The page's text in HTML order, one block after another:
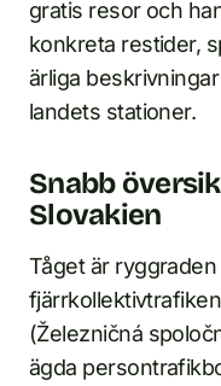
gratis resor och
konkreta restider,
ärliga
landets stationer.
Snabb
Slovakien
Tåget är
(Železničná
ägda